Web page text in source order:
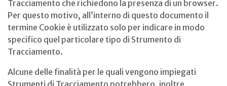
Tracciamento che richiedono la presenza di un browser.
Per questo motivo, all’interno di questo documento il
termine Cookie è utilizzato solo per indicare in modo
specifico quel particolare tipo di Strumento di
Tracciamento.
Alcune delle finalità per le quali vengono impiegati
Strumenti di Tracciamento potrebbero, inoltre